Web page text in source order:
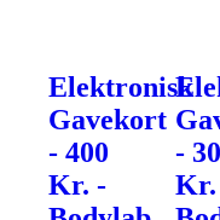
Elektronisk
Gavekort
- 400
Kr. -
-